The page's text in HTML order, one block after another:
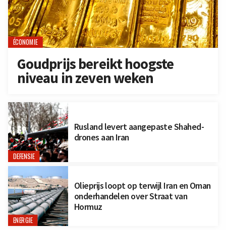
ÉCONOMIE
Goudprijs bereikt hoogste
niveau in zeven weken
DEFENSIE
Rusland levert aangepaste Shahed-
drones aan Iran
ENERGIE
Olieprijs loopt op terwijl Iran en Oman
onderhandelen over Straat van
Hormuz